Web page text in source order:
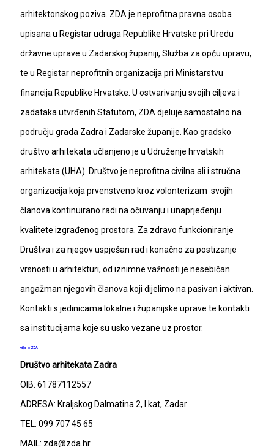
arhitektonskog poziva. ZDA je neprofitna pravna osoba
upisana u Registar udruga Republike Hrvatske pri Uredu
državne uprave u Zadarskoj županiji, Služba za opću upravu,
te u Registar neprofitnih organizacija pri Ministarstvu
financija Republike Hrvatske. U ostvarivanju svojih ciljeva i
zadataka utvrđenih Statutom, ZDA djeluje samostalno na
području grada Zadra i Zadarske županije. Kao gradsko
društvo arhitekata učlanjeno je u Udruženje hrvatskih
arhitekata (UHA). Društvo je neprofitna civilna ali i stručna
organizacija koja prvenstveno kroz volonterizam svojih
članova kontinuirano radi na očuvanju i unaprjeđenju
kvalitete izgrađenog prostora. Za zdravo funkcioniranje
Društva i za njegov uspješan rad i konačno za postizanje
vrsnosti u arhitekturi, od iznimne važnosti je nesebičan
angažman njegovih članova koji dijelimo na pasivan i aktivan.
Kontakti s jedinicama lokalne i županijske uprave te kontakti
sa institucijama koje su usko vezane uz prostor.
više o ZDA
Društvo arhitekata Zadra
OIB: 61787112557
ADRESA: Kraljskog Dalmatina 2, I kat, Zadar
TEL: 099 707 45 65
MAIL: zda@zda.hr